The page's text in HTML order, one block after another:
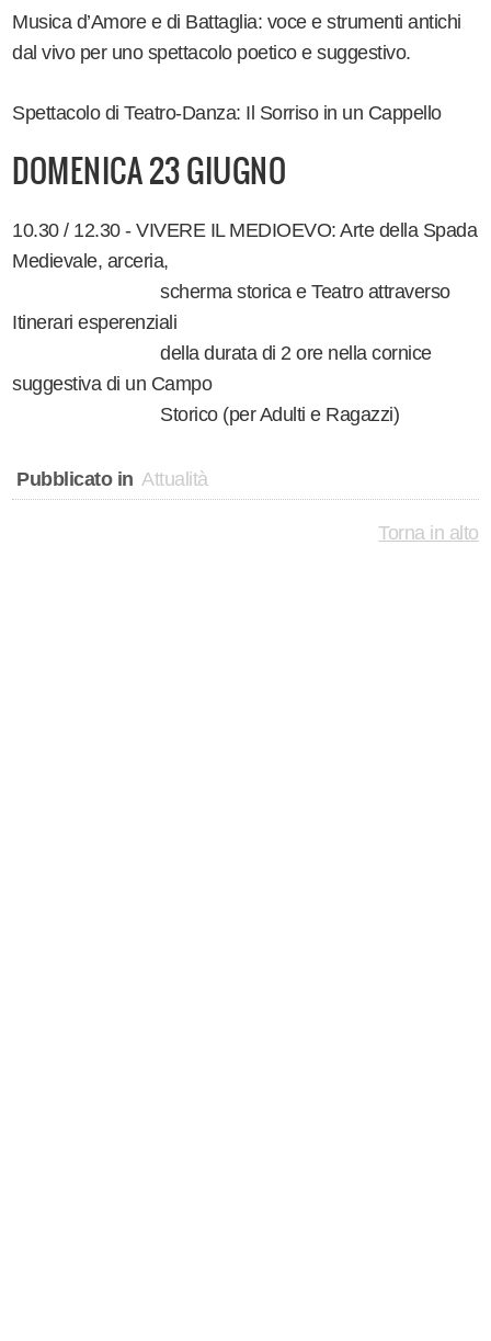
Musica d’Amore e di Battaglia: voce e strumenti antichi
dal vivo per uno spettacolo poetico e suggestivo.
Spettacolo di Teatro-Danza: Il Sorriso in un Cappello
DOMENICA 23 GIUGNO
10.30 / 12.30 - VIVERE IL MEDIOEVO: Arte della Spada
Medievale, arceria,
scherma storica e Teatro attraverso
Itinerari esperenziali
della durata di 2 ore nella cornice
suggestiva di un Campo
Storico (per Adulti e Ragazzi)
Pubblicato in Attualità
Torna in alto